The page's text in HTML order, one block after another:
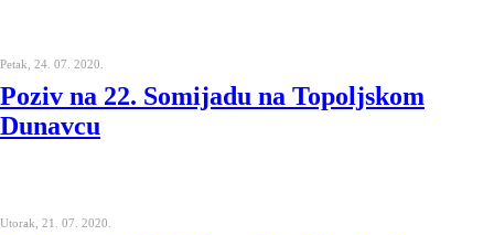
Petak, 24. 07. 2020.
Poziv na 22. Somijadu na Topoljskom
Dunavcu
Utorak, 21. 07. 2020.